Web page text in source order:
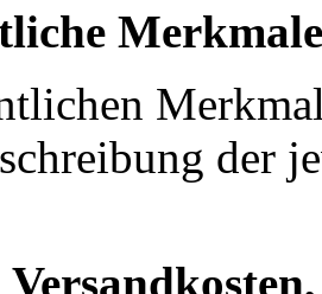
der